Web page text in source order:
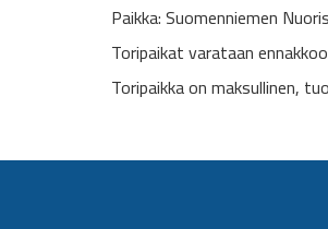
Paikka: Suomenniemen
Toripaikat varataan
Toripaikka on maksullinen,